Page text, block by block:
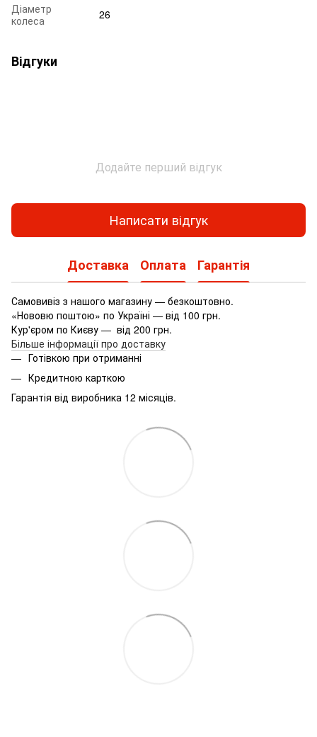
Діаметр
колеса
26
Відгуки
Додайте перший відгук
Написати відгук
Доставка Оплата Гарантія
Самовивіз з нашого магазину — безкоштовно.
«Нововю поштою» по Україні — від 100 грн.
Кур'єром по Києву — від 200 грн.
Більше інформації про доставку
Готівкою при отриманні
Кредитною карткою
Гарантія від виробника 12 місяців.